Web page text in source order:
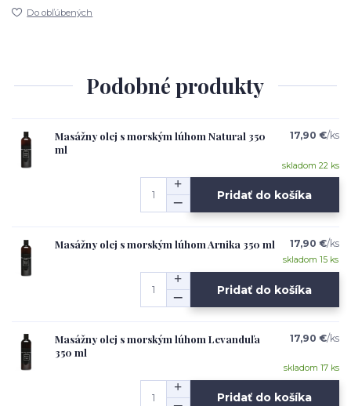
Do obľúbených
Podobné produkty
Masážny olej s morským lúhom Natural 350
ml
17,90 €/ks
skladom 22 ks
Pridať do košíka
Masážny olej s morským lúhom Arnika 350 ml 17,90 €/ks
skladom 15 ks
Pridať do košíka
Masážny olej s morským lúhom Levanduľa
350 ml
17,90 €/ks
skladom 17 ks
Pridať do košíka